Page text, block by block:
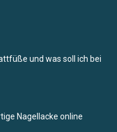
und was soll ich bei
Nagellacke online